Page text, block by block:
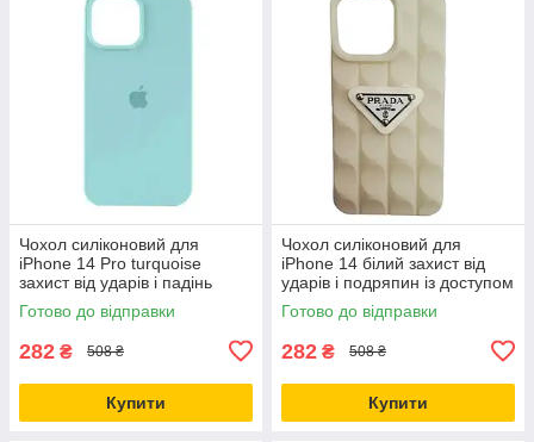
Чохол силіконовий для
iPhone 14 Pro turquoise
захист від ударів і падінь
легкий і міцний
Готово до відправки
282 ₴ 508 ₴
Купити
Чохол силіконовий для
iPhone 14 білий захист від
ударів і подряпин із доступом
до кнопок
Готово до відправки
282 ₴ 508 ₴
Купити